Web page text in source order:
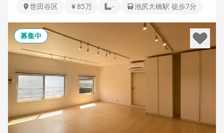
世田谷区 85万 - 池尻大橋駅 徒歩7分
募集中